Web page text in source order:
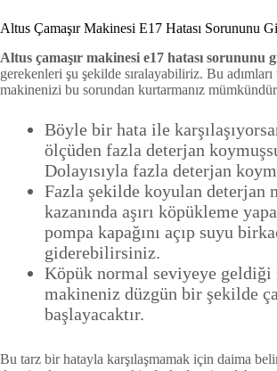
Altus Çamaşır Makinesi E17 Hatası Sorununu
Altus çamaşır makinesi e17 hatası sorununu
gerekenleri şu şekilde sıralayabiliriz. Bu
makinenizi bu sorundan kurtarmanız
Böyle bir hata ile
ölçüden fazla deterjan
Dolayısıyla fazla deterjan
Fazla şekilde koyulan deterjan
kazanında aşırı köpükleme
pompa kapağını açıp suyu
giderebilirsiniz.
Köpük normal seviyeye geldiği
makineniz düzgün bir şekilde
başlayacaktır.
Bu tarz bir hatayla karşılaşmamak için daima